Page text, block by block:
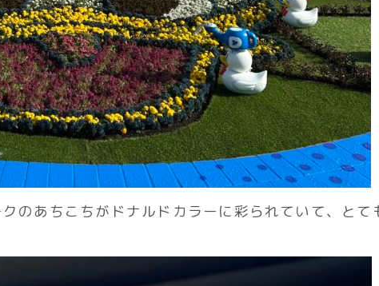
のあちこちがドナルドカラーに彩られていて、とて